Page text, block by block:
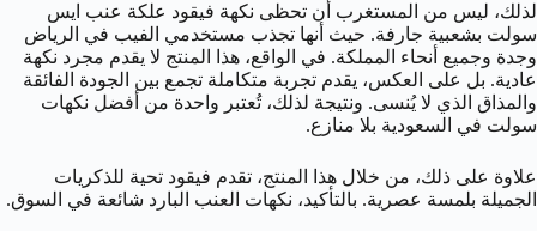
لذلك، ليس من المستغرب أن تحظى نكهة فيقود علكة عنب ايس
سولت بشعبية جارفة. حيث أنها تجذب مستخدمي الفيب في الرياض
وجدة وجميع أنحاء المملكة. في الواقع، هذا المنتج لا يقدم مجرد نكهة
عادية. بل على العكس، يقدم تجربة متكاملة تجمع بين الجودة الفائقة
والمذاق الذي لا يُنسى. ونتيجة لذلك، تُعتبر واحدة من أفضل نكهات
سولت في السعودية بلا منازع.
علاوة على ذلك، من خلال هذا المنتج، تقدم فيقود تحية للذكريات
الجميلة بلمسة عصرية. بالتأكيد، نكهات العنب البارد شائعة في السوق.